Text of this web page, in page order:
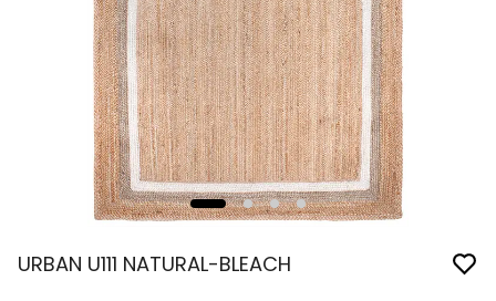
URBAN U111 NATURAL-BLEACH